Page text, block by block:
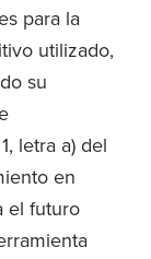
para la
utilizado,
su
letra a) del
en
el futuro